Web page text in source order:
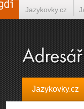
Jazykovky.cz
Jazykovky.cz
Španělština on-